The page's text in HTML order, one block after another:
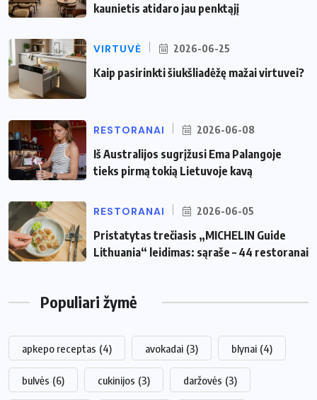
kaunietis atidaro jau penktąjį
VIRTUVĖ 2026-06-25
Kaip pasirinkti šiukšliadėžę mažai virtuvei?
RESTORANAI 2026-06-08
Iš Australijos sugrįžusi Ema Palangoje
tieks pirmą tokią Lietuvoje kavą
RESTORANAI 2026-06-05
Pristatytas trečiasis „MICHELIN Guide
Lithuania“ leidimas: sąraše – 44 restoranai
Populiari žymė
apkepo receptas (4) avokadai (3) blynai (4)
bulvės (6) cukinijos (3) daržovės (3)